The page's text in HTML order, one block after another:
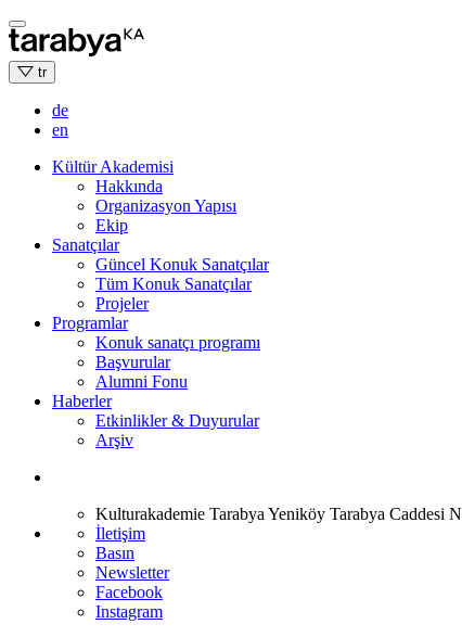
Skip
to
content
tr
de
en
Kültür Akademisi
Hakkında
Organizasyon Yapısı
Ekip
Sanatçılar
Güncel Konuk Sanatçılar
Tüm Konuk Sanatçılar
Projeler
Programlar
Konuk sanatçı programı
Başvurular
Alumni Fonu
Haberler
Etkinlikler & Duyurular
Arşiv
Kulturakademie Tarabya Yeniköy Tarabya Caddesi
İletişim
Basın
Newsletter
Facebook
Instagram